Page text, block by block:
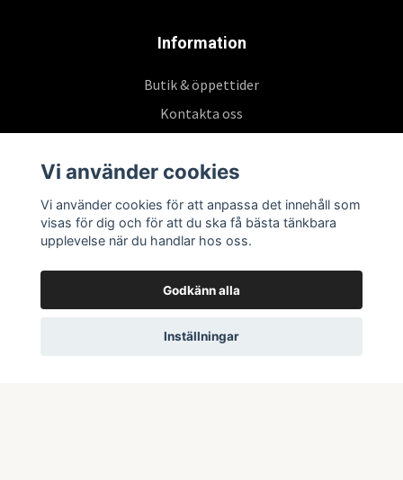
Information
Butik & öppettider
Kontakta oss
Prenumerera på vårt nyhetsbrev
Vi använder cookies
Vi använder cookies för att anpassa det innehåll som
visas för dig och för att du ska få bästa tänkbara
upplevelse när du handlar hos oss.
Godkänn alla
Inställningar